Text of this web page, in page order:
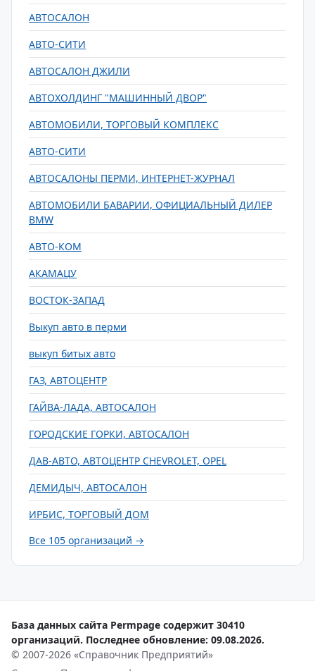
АВТОСАЛОН
АВТО-СИТИ
АВТОСАЛОН ДЖИЛИ
АВТОХОЛДИНГ "МАШИННЫЙ ДВОР"
АВТОМОБИЛИ, ТОРГОВЫЙ КОМПЛЕКС
АВТО-СИТИ
АВТОСАЛОНЫ ПЕРМИ, ИНТЕРНЕТ-ЖУРНАЛ
АВТОМОБИЛИ БАВАРИИ, ОФИЦИАЛЬНЫЙ ДИЛЕР
BMW
АВТО-КОМ
АКАМАЦУ
ВОСТОК-ЗАПАД
Выкуп авто в перми
выкуп битых авто
ГАЗ, АВТОЦЕНТР
ГАЙВА-ЛАДА, АВТОСАЛОН
ГОРОДСКИЕ ГОРКИ, АВТОСАЛОН
ДАВ-АВТО, АВТОЦЕНТР CHEVROLET, OPEL
ДЕМИДЫЧ, АВТОСАЛОН
ИРБИС, ТОРГОВЫЙ ДОМ
Все 105 организаций →
База данных сайта Permpage содержит 30410
организаций. Последнее обновление: 09.08.2026.
© 2007-2026 «Справочник Предприятий»